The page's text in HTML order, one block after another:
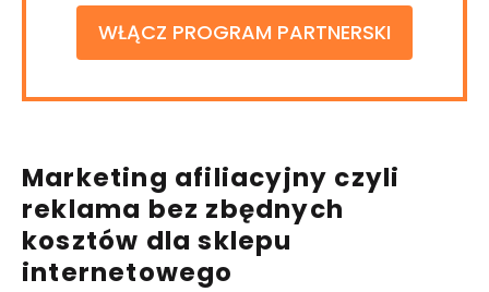
WŁĄCZ PROGRAM PARTNERSKI
Marketing afiliacyjny czyli
reklama bez zbędnych
kosztów dla sklepu
internetowego